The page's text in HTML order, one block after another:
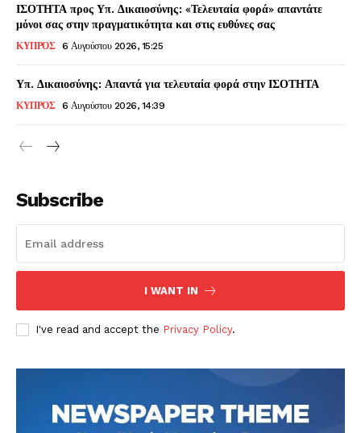
ΙΣΟΤΗΤΑ προς Υπ. Δικαιοσύνης: «Τελευταία φορά» απαντάτε
μόνοι σας στην πραγματικότητα και στις ευθύνες σας
ΚΥΠΡΟΣ 6 Αυγούστου 2026, 15:25
Υπ. Δικαιοσύνης: Απαντά για τελευταία φορά στην ΙΣΟΤΗΤΑ
ΚΥΠΡΟΣ 6 Αυγούστου 2026, 14:39
Subscribe
I WANT IN
I've read and accept the Privacy Policy.